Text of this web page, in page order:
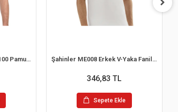
İlke 102 Erkek Kısa Kol %100 Pamuk Atlet L Şahinler ME008 Erkek V-Yaka Fanila No:56 (XL)
346,83 TL
Sepete Ekle